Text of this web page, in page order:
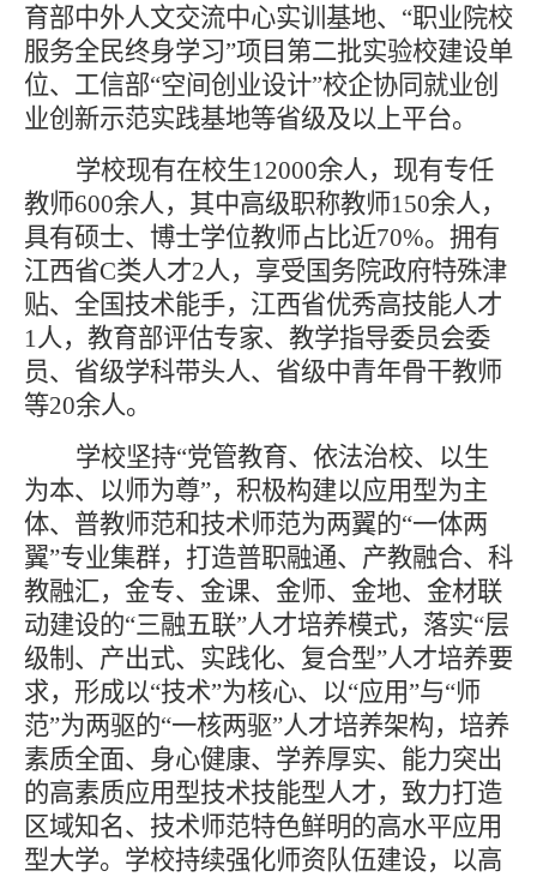
育部中外人文交流中心实训基地、“职业院校
服务全民终身学习”项目第二批实验校建设单
位、工信部“空间创业设计”校企协同就业创
业创新示范实践基地等省级及以上平台。
学校现有在校生12000余人，现有专任
教师600余人，其中高级职称教师150余人，
具有硕士、博士学位教师占比近70%。拥有
江西省C类人才2人，享受国务院政府特殊津
贴、全国技术能手，江西省优秀高技能人才
1人，教育部评估专家、教学指导委员会委
员、省级学科带头人、省级中青年骨干教师
等20余人。
学校坚持“党管教育、依法治校、以生
为本、以师为尊”，积极构建以应用型为主
体、普教师范和技术师范为两翼的“一体两
翼”专业集群，打造普职融通、产教融合、科
教融汇，金专、金课、金师、金地、金材联
动建设的“三融五联”人才培养模式，落实“层
级制、产出式、实践化、复合型”人才培养要
求，形成以“技术”为核心、以“应用”与“师
范”为两驱的“一核两驱”人才培养架构，培养
素质全面、身心健康、学养厚实、能力突出
的高素质应用型技术技能型人才，致力打造
区域知名、技术师范特色鲜明的高水平应用
型大学。 学校持续强化师资队伍建设，以高